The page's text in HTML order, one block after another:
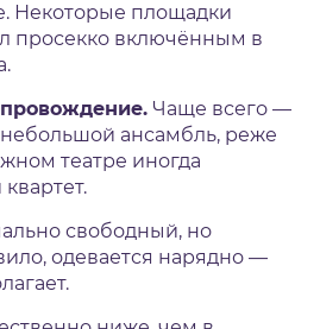
Некоторые площадки
просекко включённым в
Чаще всего —
ансамбль, реже
театре иногда
свободный, но
одевается нарядно —